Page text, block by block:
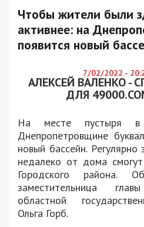
Чтобы жители были
активнее: на
появится новый
7/02/2022 -
АЛЕКСЕЙ ВАЛЕНКО -
ДЛЯ
На месте пустыря
Днепропетровщине
новый бассейн. Регулярно
недалеко от дома
Городского района.
заместительница
областной
Ольга Горб.